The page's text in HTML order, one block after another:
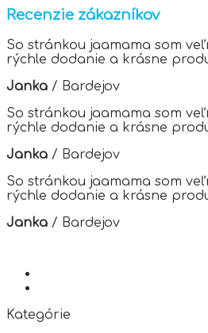
variants.
The
options
may
be
chosen
on
the
product
page
Recenzie zákazníkov
So stránkou jaamama som
rýchle dodanie a krásne
Janka / Bardejov
So stránkou jaamama som
rýchle dodanie a krásne
Janka / Bardejov
So stránkou jaamama som
rýchle dodanie a krásne
Janka / Bardejov
Kategórie